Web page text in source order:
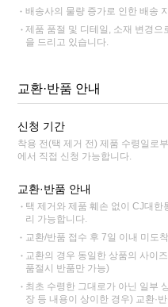
배송사의 물량 증가로 인한 배송
제품 품절 및 디테일, 소재 변경
을 드리고 있습니다.
교환·반품 안내
신청 기간
착용 전(택 제거 전) 제품 수령일로
에서 직접 신청 가능합니다.
교환·반품 안내
택 제거와 제품 훼손 없이 CJ대한
리 가능합니다.
교환/반품 접수 후 7일 이내 미도
교환의 경우 동일한 상품의 사이
품절시 반품만 가능)
최초 수령한 그대로가 아닌 일부
장 등 내용이 상이한 경우) 교환·